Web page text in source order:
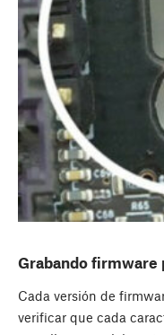
Grabando
Cada versión de
verificar que cada